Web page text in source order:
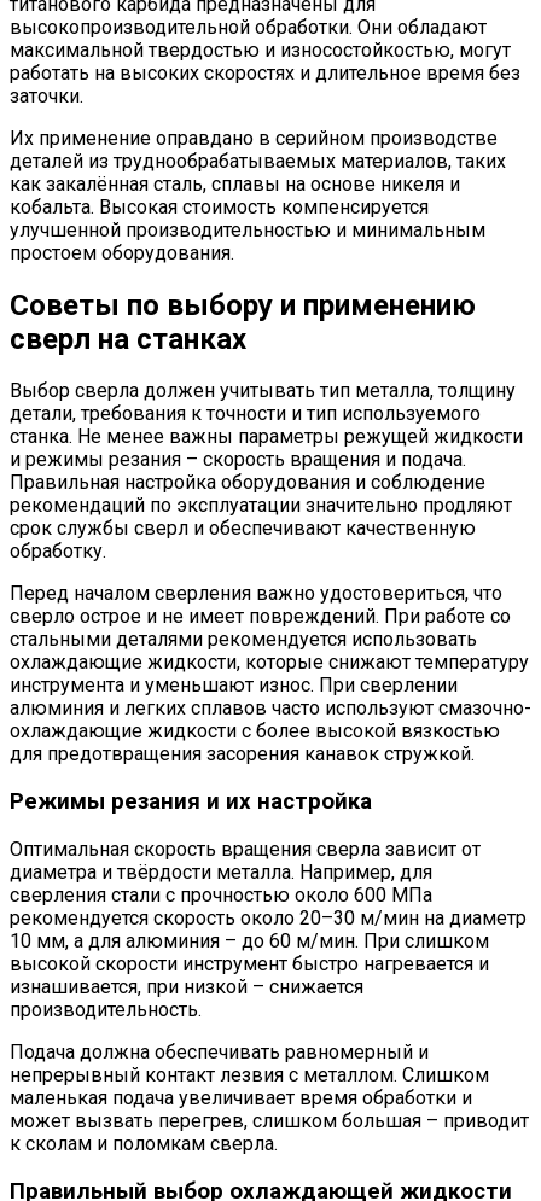
высокопроизводительной обработки. Они обладают
максимальной твердостью и износостойкостью, могут
работать на высоких скоростях и длительное время без
заточки.
Их применение оправдано в серийном производстве
деталей из труднообрабатываемых материалов, таких
как закалённая сталь, сплавы на основе никеля и
кобальта. Высокая стоимость компенсируется
улучшенной производительностью и минимальным
простоем оборудования.
Советы по выбору и применению
сверл на станках
Выбор сверла должен учитывать тип металла, толщину
детали, требования к точности и тип используемого
станка. Не менее важны параметры режущей жидкости
и режимы резания – скорость вращения и подача.
Правильная настройка оборудования и соблюдение
рекомендаций по эксплуатации значительно продляют
срок службы сверл и обеспечивают качественную
обработку.
Перед началом сверления важно удостовериться, что
сверло острое и не имеет повреждений. При работе со
стальными деталями рекомендуется использовать
охлаждающие жидкости, которые снижают температуру
инструмента и уменьшают износ. При сверлении
алюминия и легких сплавов часто используют смазочно-
охлаждающие жидкости с более высокой вязкостью
для предотвращения засорения канавок стружкой.
Режимы резания и их настройка
Оптимальная скорость вращения сверла зависит от
диаметра и твёрдости металла. Например, для
сверления стали с прочностью около 600 МПа
рекомендуется скорость около 20–30 м/мин на диаметр
10 мм, а для алюминия – до 60 м/мин. При слишком
высокой скорости инструмент быстро нагревается и
изнашивается, при низкой – снижается
производительность.
Подача должна обеспечивать равномерный и
непрерывный контакт лезвия с металлом. Слишком
маленькая подача увеличивает время обработки и
может вызвать перегрев, слишком большая – приводит
к сколам и поломкам сверла.
Правильный выбор охлаждающей жидкости